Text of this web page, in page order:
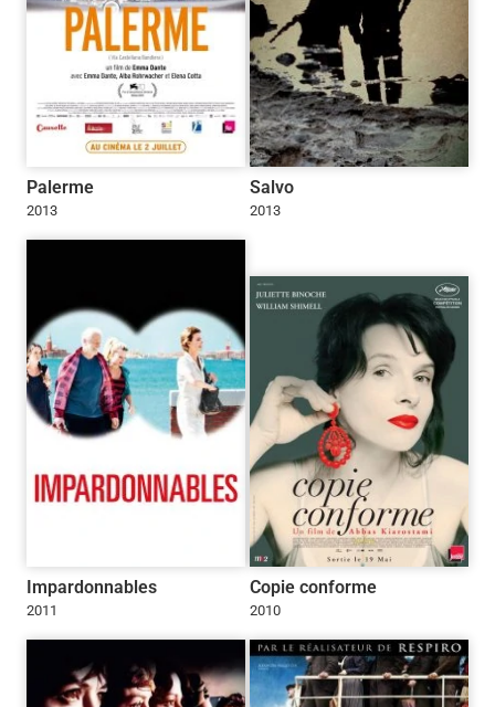
Palerme
2013
Salvo
2013
Impardonnables
2011
Copie conforme
2010